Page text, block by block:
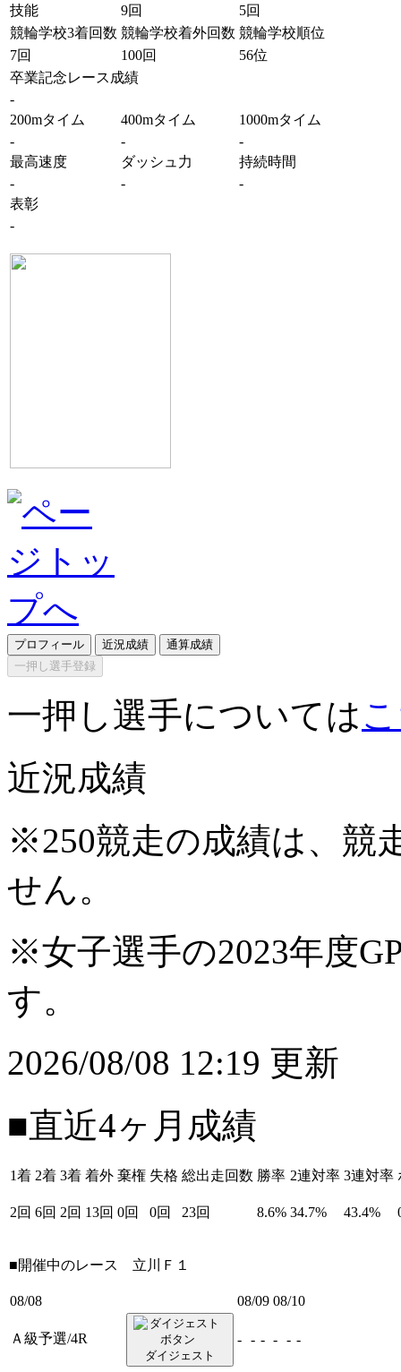
技能
9回
5回
競輪学校3着回数 競輪学校着外回数 競輪学校順位
7回
100回
56位
卒業記念レース成績
-
200mタイム
400mタイム
1000mタイム
-
-
-
最高速度
ダッシュ力
持続時間
-
-
-
表彰
-
プロフィール 近況成績
通算成績
一押し選手登録
一押し選手については
近況成績
※250競走の成績は、競
せん。
※女子選手の2023年度
す。
2026/08/08 12:19 更新
■直近4ヶ月成績
1着 2着 3着 着外 棄権 失格 総出走回数 勝率 2連対率 3連対率
2回 6回 2回 13回 0回 0回 23回 8.6% 34.7% 43.4%
■開催中のレース 立川Ｆ１
08/08 08/09 08/10
Ａ級予選/4R
ダイジェスト
- - - - - -